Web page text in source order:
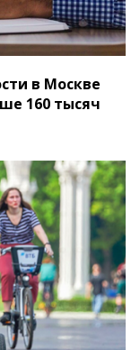
в Москве
160 тысяч